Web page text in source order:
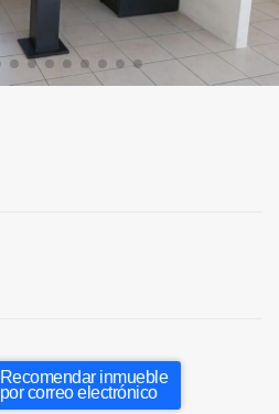
Recomendar inmueble
por correo electrónico